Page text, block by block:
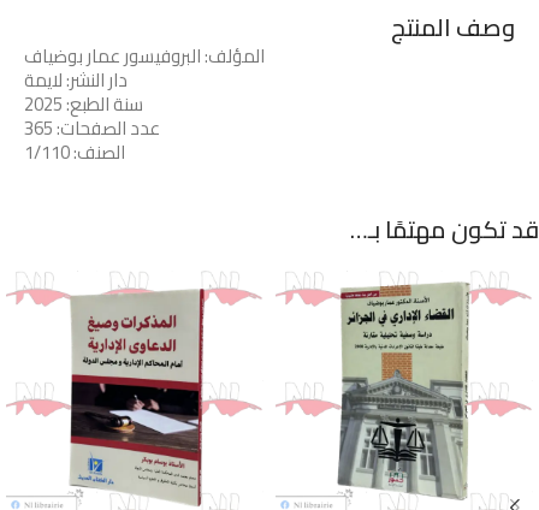
وصف المنتج
المؤلف: البروفيسور عمار بوضياف
دار النشر: لايمة
سنة الطبع: 2025
عدد الصفحات: 365
الصنف: 1/110
قد تكون مهتمًا بـ…